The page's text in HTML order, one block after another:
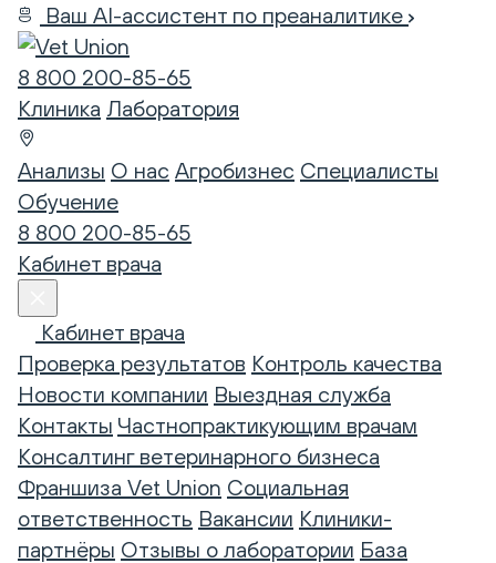
Ваш AI-ассистент по преаналитике
8 800 200-85-65
Клиника Лаборатория
Анализы О нас Агробизнес Специалисты
Обучение
8 800 200-85-65
Кабинет врача
Кабинет врача
Проверка результатов Контроль качества
Новости компании Выездная служба
Контакты Частнопрактикующим врачам
Консалтинг ветеринарного бизнеса
Франшиза Vet Union Социальная
ответственность Вакансии Клиники-
партнёры Отзывы о лаборатории База